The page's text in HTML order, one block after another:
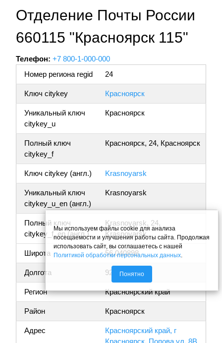
Отделение Почты России
660115 "Красноярск 115"
Телефон: +7 800-1-000-000
Номер региона regid
24
Ключ citykey Красноярск
Уникальный ключ
citykey_u
Красноярск
Полный ключ
citykey_f
Красноярск, 24, Красноярск
Ключ citykey (англ.) Krasnoyarsk
Уникальный ключ
citykey_u_en (англ.)
Krasnoyarsk
Полный ключ
citykey_f_en (англ.)
Krasnoyarsk, 24,
Krasnoyarsk
Широта 56.040898
Долгота 92.763477
Регион Красноярский край
Район Красноярск
Адрес
Красноярский край, г
Мы используем файлы cookie для анализа
посещаемости и улучшения работы сайта. Продолжая
использовать сайт, вы соглашаетесь с нашей
Политикой обработки персональных данных.
Понятно